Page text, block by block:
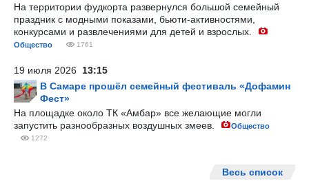
На территории фудкорта развернулся большой семейный
праздник с модными показами, бьюти-активностями,
конкурсами и развлечениями для детей и взрослых.
Общество 1761
19 июля 2026 13:15
В Самаре прошёл семейный фестиваль «Дофамин
Фест»
На площадке около ТК «Амбар» все желающие могли
запустить разнообразных воздушных змеев.
Общество
1272
Весь список